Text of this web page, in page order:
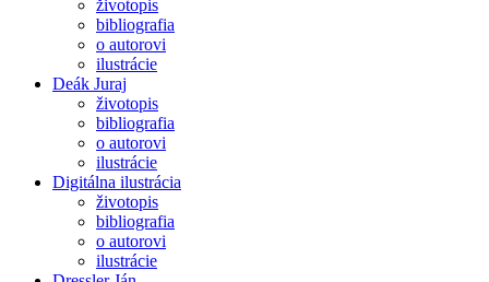
životopis
bibliografia
o autorovi
ilustrácie
Deák Juraj
životopis
bibliografia
o autorovi
ilustrácie
Digitálna ilustrácia
životopis
bibliografia
o autorovi
ilustrácie